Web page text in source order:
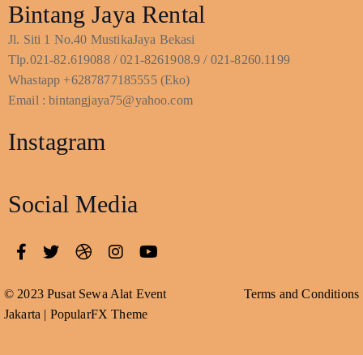
Bintang Jaya Rental
Jl. Siti 1 No.40 MustikaJaya Bekasi
Tlp.021-82.619088 / 021-8261908.9 / 021-8260.1199
Whastapp +6287877185555 (Eko)
Email : bintangjaya75@yahoo.com
Instagram
Social Media
© 2023 Pusat Sewa Alat Event
Jakarta | PopularFX Theme
Terms and Conditions